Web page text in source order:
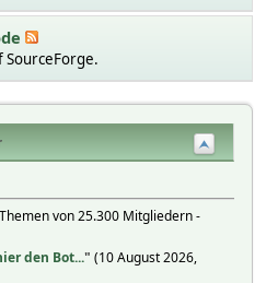
SourceForge.
von 25.300 Mitgliedern -
den Bot..." (10 August 2026,